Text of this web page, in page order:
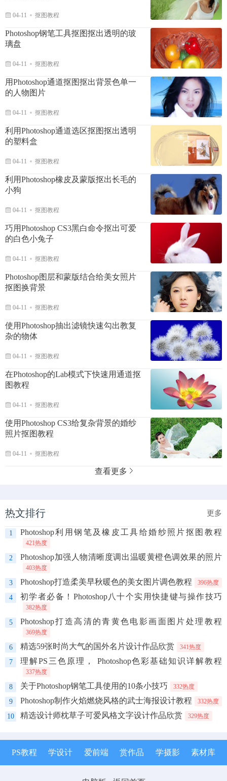
04-11 抠图教程
Photoshop钢笔工具抠图抠出透明的玻
璃盘
04-11 抠图教程
用Photoshop通道抠图抠出背景色单一
的人物图片
04-11 抠图教程
利用Photoshop通道选区抠图抠出透明
的塑料盒
04-11 抠图教程
利用Photoshop橡皮及蒙版抠出长毛的
小狗
04-11 抠图教程
巧用Photoshop CS3黑白命令抠出可爱
的白色小兔子
04-11 抠图教程
Photoshop图层和蒙版结合给美女照片
抠图换背景
04-11 抠图教程
使用Photoshop抽出滤镜快速勾出教复
杂的物体
04-11 抠图教程
在Photoshop的Lab模式下快速用通道抠
图教程
04-11 抠图教程
使用Photoshop CS3给复杂背景的婚纱
照片抠图教程
04-11 抠图教程
查看更多
热文排行 更多
1 Photoshop利用钢笔及橡皮工具给婚纱照片抠图教程
421热度
2 Photoshop加强人物清晰度调出温暖黄橙色调效果的照片
403热度
3 Photoshop打造柔美早秋暖色的美女图片调色教程 396热度
4 初学者必备！Photoshop八十个实用快捷键与操作技巧
382热度
5 Photoshop打造高清的青黄色电影画面图片处理教程
369热度
6 精选59张时尚大气的国外名片设计作品欣赏 341热度
7 理解PS三色原理， Photoshop色彩基础知识详解教程
337热度
8 关于Photoshop钢笔工具使用的10条小技巧 332热度
9 Photoshop制作火焰燃烧风格的武士海报设计教程 332热度
10 精选设计师枕草子可爱风格文字设计作品欣赏 329热度
PS教程 学设计 爱前端 赏作品 学摄影 素材库